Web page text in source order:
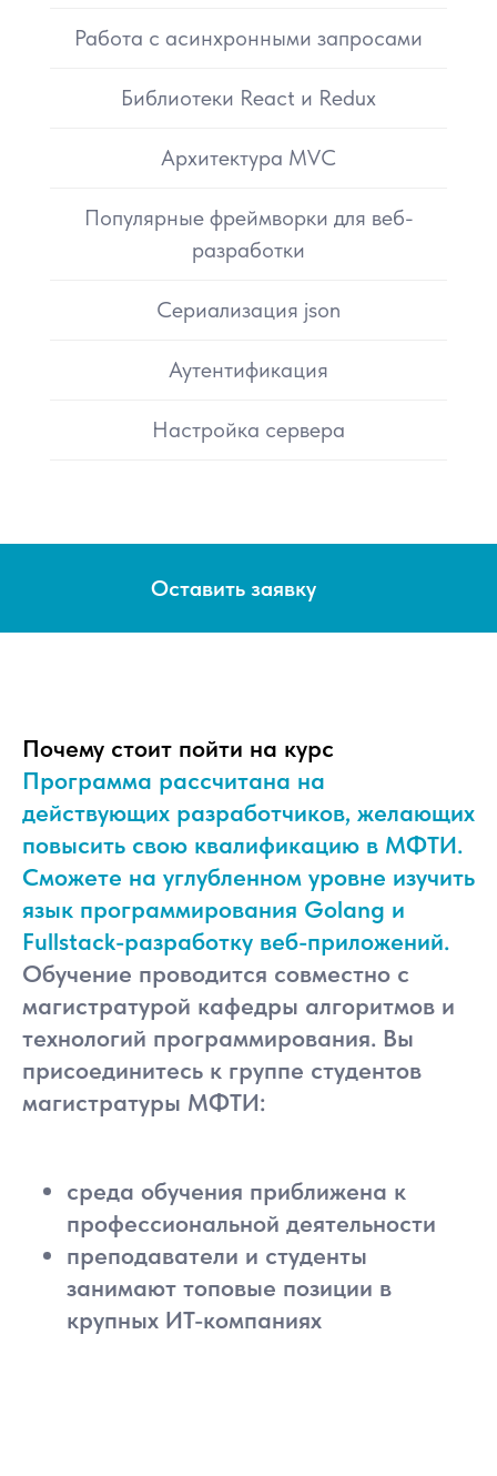
Работа с асинхронными запросами
Библиотеки React и Redux
Архитектура MVC
Популярные фреймворки для веб-
разработки
Сериализация json
Аутентификация
Настройка сервера
Оставить заявку
Почему стоит пойти на курс
Программа рассчитана на
действующих разработчиков, желающих
повысить свою квалификацию в МФТИ.
Сможете на углубленном уровне изучить
язык программирования Golang и
Fullstack-разработку веб-приложений.
Обучение проводится совместно с
магистратурой кафедры алгоритмов и
технологий программирования. Вы
присоединитесь к группе студентов
магистратуры МФТИ:
среда обучения приближена к
профессиональной деятельности
преподаватели и студенты
занимают топовые позиции в
крупных ИТ-компаниях
Команда помощи
Поможем вам дойти до конца